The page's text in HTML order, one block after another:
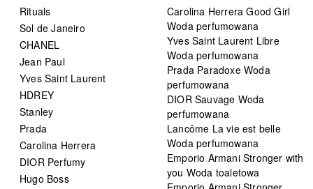
Rituals
Sol de Janeiro
CHANEL
Jean Paul
Yves Saint Laurent
HDREY
Stanley
Prada
Carolina Herrera
DIOR Perfumy
Hugo Boss
Carolina Herrera Good Girl
Woda perfumowana
Yves Saint Laurent Libre
Woda perfumowana
Prada Paradoxe Woda
perfumowana
DIOR Sauvage Woda
perfumowana
Lancôme La vie est belle
Woda perfumowana
Emporio Armani Stronger with
you Woda toaletowa